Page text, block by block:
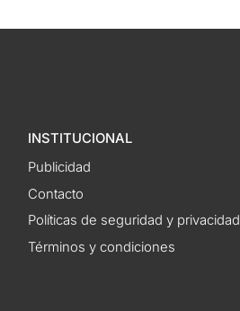
INSTITUCIONAL
Publicidad
Contacto
Políticas de seguridad y privacidad
Términos y condiciones